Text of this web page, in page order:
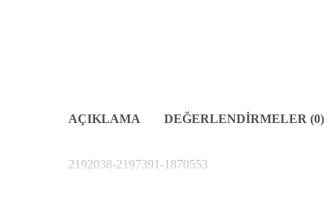
AÇIKLAMA DEĞERLENDIRMELER (0)
2192038-2197391-1870553